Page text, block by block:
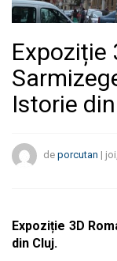
Expoziție
Istorie
de porcutan |
Expoziție 3D
din Cluj.